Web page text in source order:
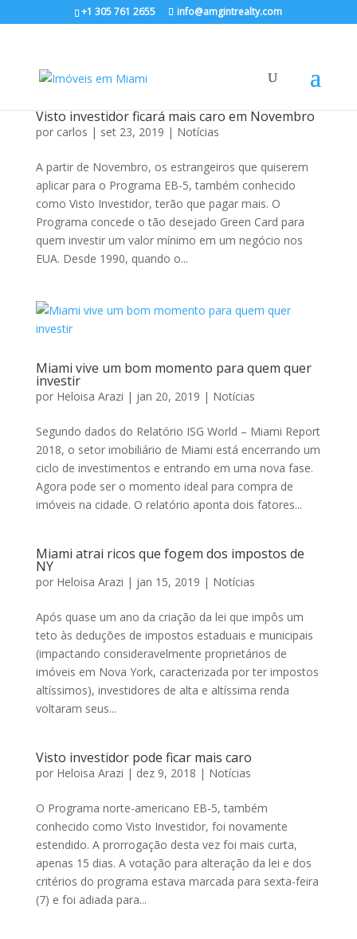
+1 305 761 2655 info@amgintrealty.com
Visto investidor ficará mais caro em Novembro
por carlos | set 23, 2019 | Notícias
A partir de Novembro, os estrangeiros que quiserem
aplicar para o Programa EB-5, também conhecido
como Visto Investidor, terão que pagar mais. O
Programa concede o tão desejado Green Card para
quem investir um valor mínimo em um negócio nos
EUA. Desde 1990, quando o...
Miami vive um bom momento para quem quer
investir
por Heloisa Arazi | jan 20, 2019 | Notícias
Segundo dados do Relatório ISG World – Miami Report
2018, o setor imobiliário de Miami está encerrando um
ciclo de investimentos e entrando em uma nova fase.
Agora pode ser o momento ideal para compra de
imóveis na cidade. O relatório aponta dois fatores...
Miami atrai ricos que fogem dos impostos de
NY
por Heloisa Arazi | jan 15, 2019 | Notícias
Após quase um ano da criação da lei que impôs um
teto às deduções de impostos estaduais e municipais
(impactando consideravelmente proprietários de
imóveis em Nova York, caracterizada por ter impostos
altíssimos), investidores de alta e altíssima renda
voltaram seus...
Visto investidor pode ficar mais caro
por Heloisa Arazi | dez 9, 2018 | Notícias
O Programa norte-americano EB-5, também
conhecido como Visto Investidor, foi novamente
estendido. A prorrogação desta vez foi mais curta,
apenas 15 dias. A votação para alteração da lei e dos
critérios do programa estava marcada para sexta-feira
(7) e foi adiada para...